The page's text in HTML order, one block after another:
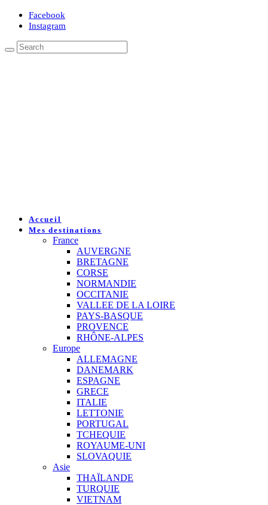
Facebook
Instagram
Accueil
Mes destinations
France
AUVERGNE
BRETAGNE
CORSE
NORMANDIE
OCCITANIE
VALLEE DE LA LOIRE
PAYS-BASQUE
PROVENCE
RHÔNE-ALPES
Europe
ALLEMAGNE
DANEMARK
ESPAGNE
GRECE
ITALIE
LETTONIE
PORTUGAL
TCHEQUIE
ROYAUME-UNI
SLOVAQUIE
Asie
THAÏLANDE
TURQUIE
VIETNAM